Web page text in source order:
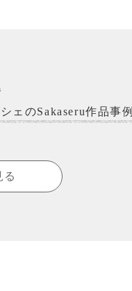
ェのSakaseru作品事例
る